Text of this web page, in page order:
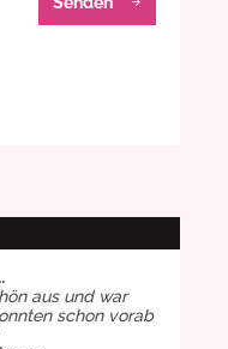
aus und war
schon vorab